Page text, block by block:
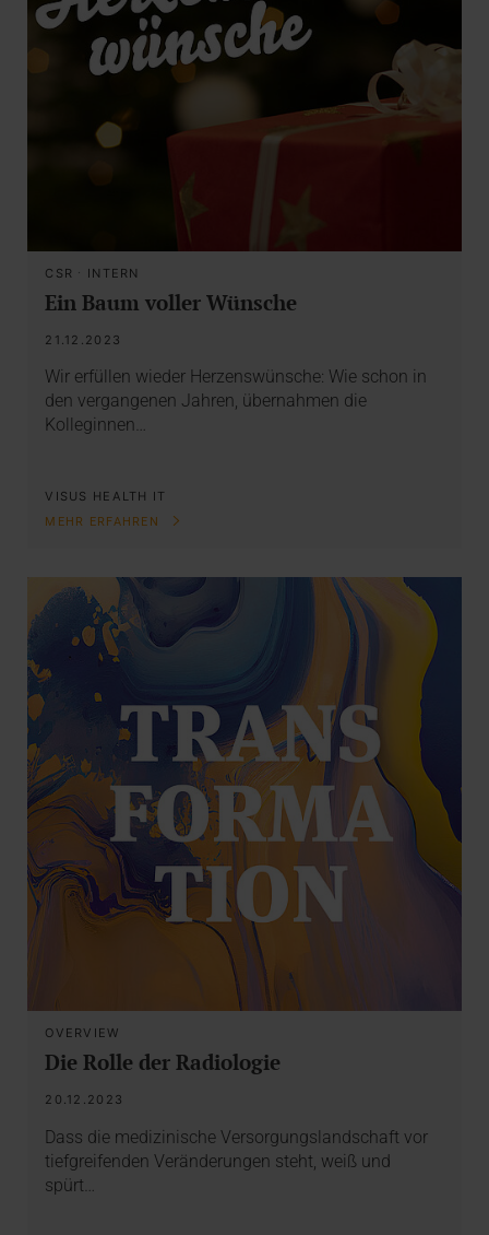
CSR · INTERN
Ein Baum voller Wünsche
21.12.2023
Wir erfüllen wieder Herzenswünsche: Wie schon in
den vergangenen Jahren, übernahmen die
Kolleginnen…
VISUS HEALTH IT
MEHR ERFAHREN
OVERVIEW
Die Rolle der Radiologie
20.12.2023
Dass die medizinische Versorgungslandschaft vor
tiefgreifenden Veränderungen steht, weiß und
spürt…